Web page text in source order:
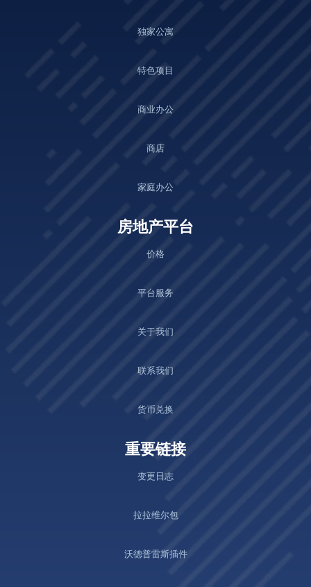
独家公寓
特色项目
商业办公
商店
家庭办公
房地产平台
价格
平台服务
关于我们
联系我们
货币兑换
重要链接
变更日志
拉拉维尔包
沃德普雷斯插件